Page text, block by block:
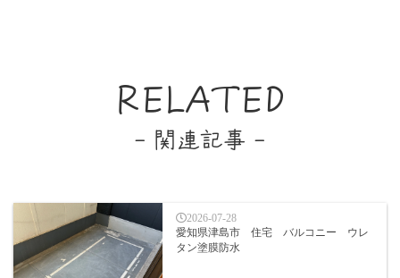
RELATED
- 関連記事 -
2026-07-28
愛知県津島市 住宅 バルコニー ウレ
タン塗膜防水